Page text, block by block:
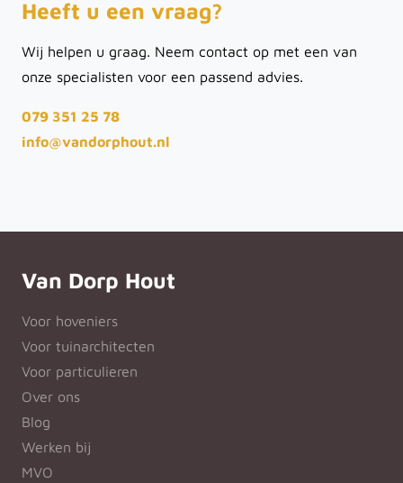
Heeft u een vraag?
Wij helpen u graag. Neem contact op met een van
onze specialisten voor een passend advies.
079 351 25 78
info@vandorphout.nl
Van Dorp Hout
Voor hoveniers
Voor tuinarchitecten
Voor particulieren
Over ons
Blog
Werken bij
MVO